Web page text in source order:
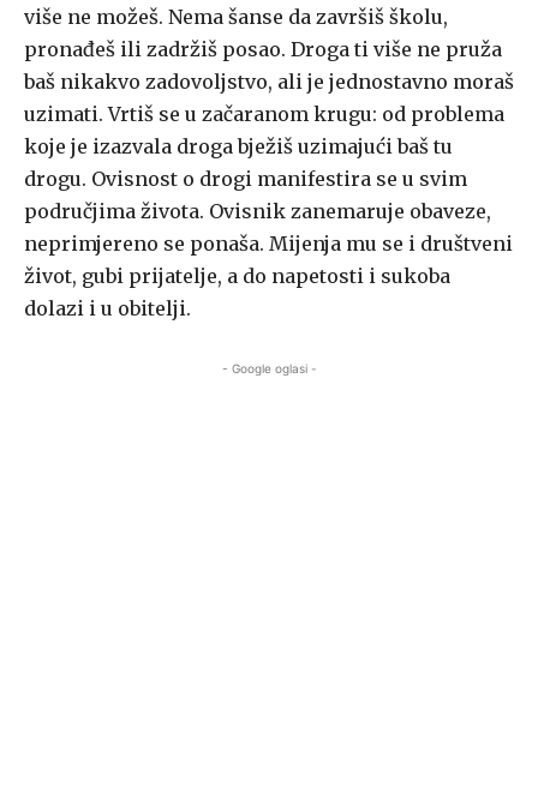
više ne možeš. Nema šanse da završiš školu,
pronađeš ili zadržiš posao. Droga ti više ne pruža
baš nikakvo zadovoljstvo, ali je jednostavno moraš
uzimati. Vrtiš se u začaranom krugu: od problema
koje je izazvala droga bježiš uzimajući baš tu
drogu. Ovisnost o drogi manifestira se u svim
područjima života. Ovisnik zanemaruje obaveze,
neprimjereno se ponaša. Mijenja mu se i društveni
život, gubi prijatelje, a do napetosti i sukoba
dolazi i u obitelji.
- Google oglasi -